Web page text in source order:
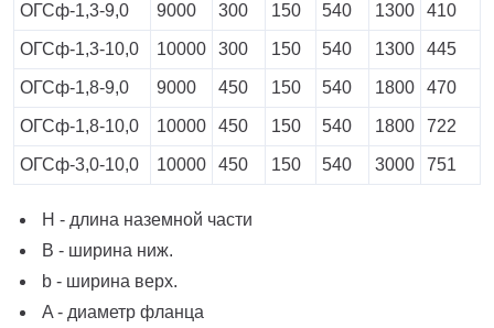
ОГСф-1,3-9,0 9000 300 150 540 1300 410
ОГСф-1,3-10,0 10000 300 150 540 1300 445
ОГСф-1,8-9,0 9000 450 150 540 1800 470
ОГСф-1,8-10,0 10000 450 150 540 1800 722
ОГСф-3,0-10,0 10000 450 150 540 3000 751
H - длина наземной части
B - ширина ниж.
b - ширина верх.
A - диаметр фланца